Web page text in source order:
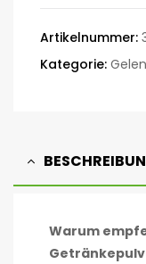
Artikelnummer:
Kategorie:
Warum